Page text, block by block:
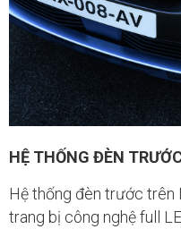
HỆ THỐNG ĐÈN
Hệ thống đèn trước
trang bị công nghệ full